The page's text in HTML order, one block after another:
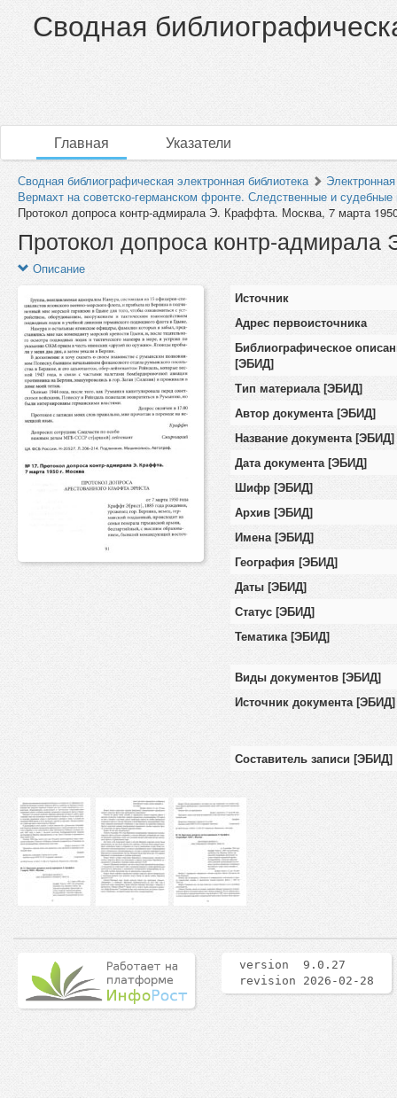
Сводная
Главная Указатели
Сводная библиографическая электронная библиотека
Вермахт на советско-германском фронте. Следственные и
Протокол допроса контр-адмирала Э. Краффта. Москва, 7 марта
Протокол допроса контр-
Описание
Источник
Адрес первоисточника
Библиографическое
[ЭБИД]
Тип материала [ЭБИД]
Автор документа [ЭБИД]
Название документа [ЭБИД]
Дата документа [ЭБИД]
Шифр [ЭБИД]
Архив [ЭБИД]
Имена [ЭБИД]
География [ЭБИД]
Даты [ЭБИД]
Статус [ЭБИД]
Тематика [ЭБИД]
Виды документов [ЭБИД]
Источник документа [ЭБИД]
Составитель записи [ЭБИД]
version 9.0.27
revision 2026-02-28